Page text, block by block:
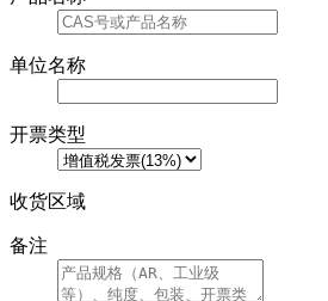
单位名称
开票类型
收货区域
备注